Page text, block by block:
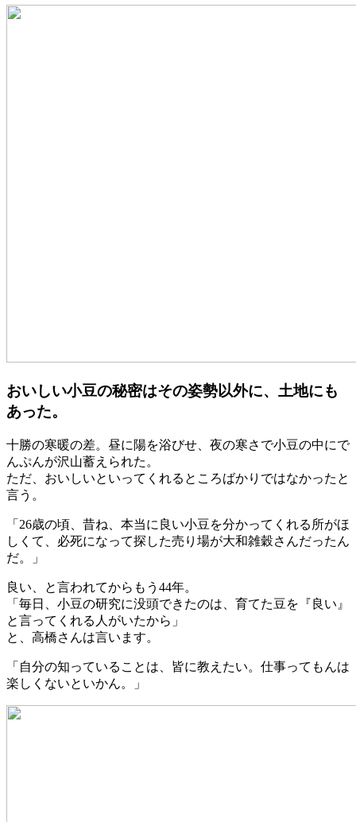
おいしい小豆の秘密はその姿勢以外に、土地にも
あった。
十勝の寒暖の差。昼に陽を浴びせ、夜の寒さで小豆の中にで
んぷんが沢山蓄えられた。
ただ、おいしいといってくれるところばかりではなかったと
言う。
「26歳の頃、昔ね、本当に良い小豆を分かってくれる所がほ
しくて、必死になって探した売り場が大和雑穀さんだったん
だ。」
良い、と言われてからもう44年。
「毎日、小豆の研究に没頭できたのは、育てた豆を『良い』
と言ってくれる人がいたから」
と、高橋さんは言います。
「自分の知っていることは、皆に教えたい。仕事ってもんは
楽しくないといかん。」